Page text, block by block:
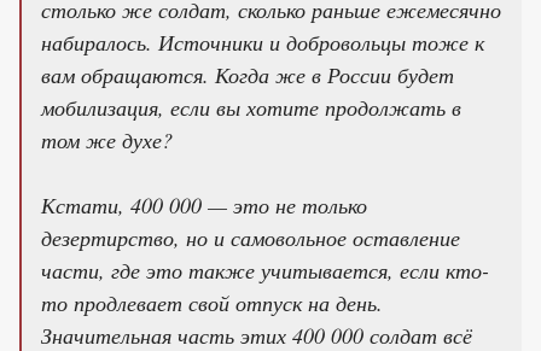
столько же солдат, сколько раньше ежемесячно
набиралось. Источники и добровольцы тоже к
вам обращаются. Когда же в России будет
мобилизация, если вы хотите продолжать в
том же духе?
Кстати, 400 000 — это не только
дезертирство, но и самовольное оставление
части, где это также учитывается, если кто-
то продлевает свой отпуск на день.
Значительная часть этих 400 000 солдат всё